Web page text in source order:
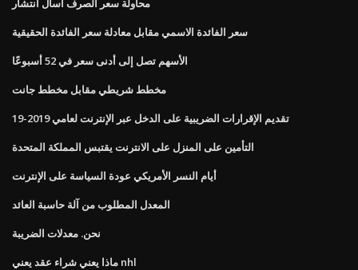
محاولة سعر الصرف اسأل انتشار
سعر الفائدة الاسمي مقابل معادلة سعر الفائدة الحقيقية
الأسهم تصل إلى أدنى سعر في 52 أسبوعًا
مخطط شريطي مقابل مخطط جانت
تقديم الإقرارات الضريبية على الدخل عبر الإنترنت لعامي 2019-19
التأمين على المنزل على الانترنت يقتبس المملكة المتحدة
أيام النسر الأمريكي عودة السياسة على الإنترنت
المعدل المطلوب من آلة حاسبة العائد
نحن. معدلات الضريبة
ماذا يعني شراء عقد يعني nhl